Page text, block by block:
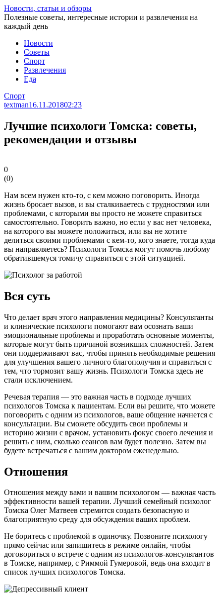
Перейти
к
статье
Новости, статьи и обзоры
Полезные советы, интересные истории и развлечения на
каждый день
Новости
Советы
Спорт
Развлечения
Еда
Спорт
textman16.11.201802:23
Лучшие психологи Томска: советы,
рекомендации и отзывы
0
(0)
Нам всем нужен кто-то, с кем можно поговорить. Иногда
жизнь бросает вызов, и вы сталкиваетесь с трудностями или
проблемами, с которыми вы просто не можете справиться
самостоятельно. Говорить важно, но если у вас нет человека,
на которого вы можете положиться, или вы не хотите
делиться своими проблемами с кем-то, кого знаете, тогда куда
вы направляетесь? Психологи Томска могут помочь любому
обратившемуся томичу справиться с этой ситуацией.
Вся суть
Что делает врач этого направления медицины? Консультанты
и клинические психологи помогают вам осознать ваши
эмоциональные проблемы и проработать основные моменты,
которые могут быть причиной возникших сложностей. Затем
они поддерживают вас, чтобы принять необходимые решения
для улучшения вашего личного благополучия и справиться с
тем, что тормозит вашу жизнь. Психологи Томска здесь не
стали исключением.
Речевая терапия — это важная часть в подходе лучших
психологов Томска к пациентам. Если вы решите, что можете
поговорить с одним из психологов, ваше общение начнется с
консультации. Вы сможете обсудить свои проблемы и
историю жизни с врачом, установить фокус своего лечения и
решить с ним, сколько сеансов вам будет полезно. Затем вы
будете встречаться с вашим доктором еженедельно.
Отношения
Отношения между вами и вашим психологом — важная часть
эффективности вашей терапии. Лучший семейный психолог
Томска Олег Матвеев стремится создать безопасную и
благоприятную среду для обсуждения ваших проблем.
Не боритесь с проблемой в одиночку. Позвоните психологу
прямо сейчас или запишитесь в режиме онлайн, чтобы
договориться о встрече с одним из психологов-консультантов
в Томске, например, с Риммой Гумеровой, ведь она входит в
список лучших психологов Томска.